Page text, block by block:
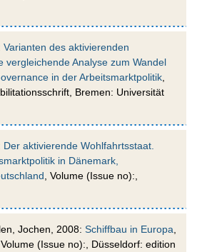
Varianten des aktivierenden
vergleichende Analyse zum Wandel
in der Arbeitsmarktpolitik
Bremen: Universität
Der aktivierende Wohlfahrtsstaat.
in Dänemark,
, Volume (Issue no):,
Jochen, 2008: Schiffbau in Europa
(Issue no):, Düsseldorf: edition